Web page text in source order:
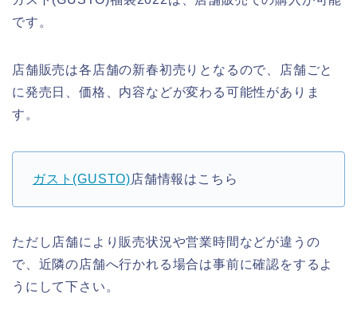
です。
店舗販売は各店舗の新春初売りとなるので、店舗ごと
に発売日、価格、内容などが変わる可能性がありま
す。
ガスト(GUSTO)店舗情報はこちら
ただし店舗により販売状況や営業時間などが違うの
で、近隣の店舗へ行かれる場合は事前に確認をするよ
うにして下さい。